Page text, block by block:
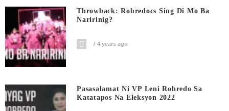
Throwback: Robredocs Sing Di Mo Ba
Naririnig?
4 years ago
Pasasalamat Ni VP Leni Robredo Sa
Katatapos Na Eleksyon 2022